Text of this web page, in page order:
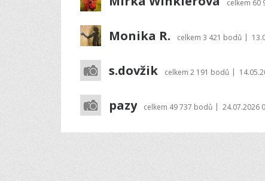
celkem 60
Monika R. celkem 3 421 bodů |
s.dovžik celkem 2 191 bodů |
pazy celkem 49 737 bodů | 24.07.2026